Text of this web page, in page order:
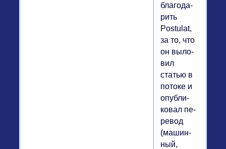
бла­го­да­
рить
Postulat,
за то, что
он вы­ло­
вил
статью в
потоке и
опуб­ли­
ко­вал пе­
ре­вод
(ма­шин­
ный,